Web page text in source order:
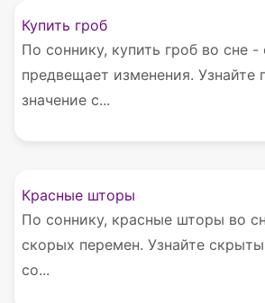
Купить гроб
По соннику, купить гроб во сне -
предвещает изменения. Узнайте
значение с...
Красные шторы
По соннику, красные шторы во
скорых перемен. Узнайте
со...